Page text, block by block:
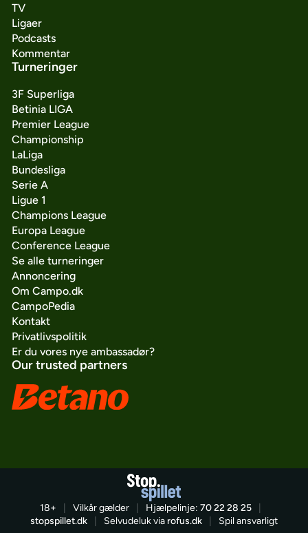
TV
Ligaer
Podcasts
Kommentar
Turneringer
3F Superliga
Betinia LIGA
Premier League
Championship
LaLiga
Bundesliga
Serie A
Ligue 1
Champions League
Europa League
Conference League
Se alle turneringer
Annoncering
Om Campo.dk
CampoPedia
Kontakt
Privatlivspolitik
Er du vores nye ambassadør?
Our trusted partners
18+ Vilkår gælder Hjælpelinje: 70 22 28 25
stopspillet.dk
Selvudeluk via rofus.dk Spil ansvarligt